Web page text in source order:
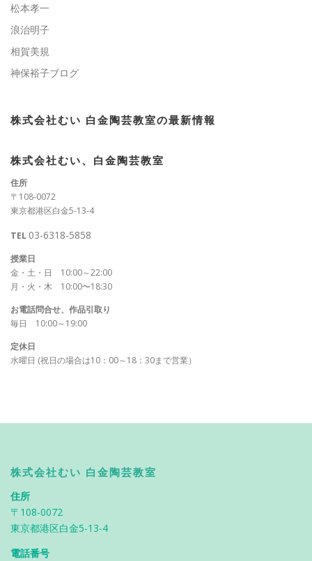
松本孝一
浪治明子
相賀美規
神保裕子ブログ
株式会社むい 白金陶芸教室の最新情報
株式会社むい、白金陶芸教室
住所
〒108-0072
東京都港区白金5-13-4
TEL 03-6318-5858
授業日
金・土・日 10:00～22:00
月・火・木 10:00〜18:30
お電話問合せ、作品引取り
毎日 10:00～19:00
定休日
水曜日 (祝日の場合は10：00～18：30まで営業）
株式会社むい 白金陶芸教室
住所
〒108-0072
東京都港区白金5-13-4
電話番号